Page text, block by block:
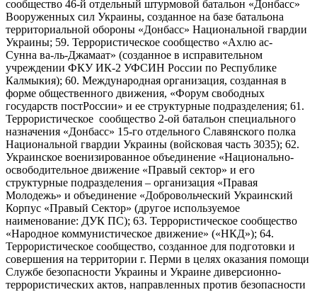
сообщество 46-й отдельный штурмовой батальон «Донбасс»
Вооруженных сил Украины, созданное на базе батальона
территориальной обороны «Донбасс» Национальной гвардии
Украины; 59. Террористическое сообщество «Ахлю ас-
Сунна ва-ль-Джамаат» (созданное в исправительном
учреждении ФКУ ИК-2 УФСИН России по Республике
Калмыкия); 60. Международная организация, созданная в
форме общественного движения, «Форум свободных
государств постРоссии» и ее структурные подразделения; 61.
Террористическое сообщество 2-ой батальон специального
назначения «Донбасс» 15-го отдельного Славянского полка
Национальной гвардии Украины (войсковая часть 3035); 62.
Украинское военизированное объединение «Национально-
освободительное движение «Правый сектор» и его
структурные подразделения – организация «Правая
Молодежь» и объединение «Добровольческий Украинский
Корпус «Правый Сектор» (другое используемое
наименование: ДУК ПС); 63. Террористическое сообщество
«Народное коммунистическое движение» («НКД»); 64.
Террористическое сообщество, созданное для подготовки и
совершения на территории г. Перми в целях оказания помощи
Службе безопасности Украины и Украине диверсионно-
террористических актов, направленных против безопасности